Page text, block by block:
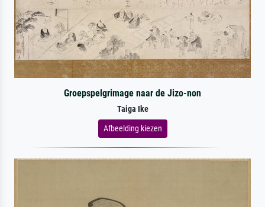
Groepspelgrimage naar de Jizo-non
Taiga Ike
Afbeelding kiezen